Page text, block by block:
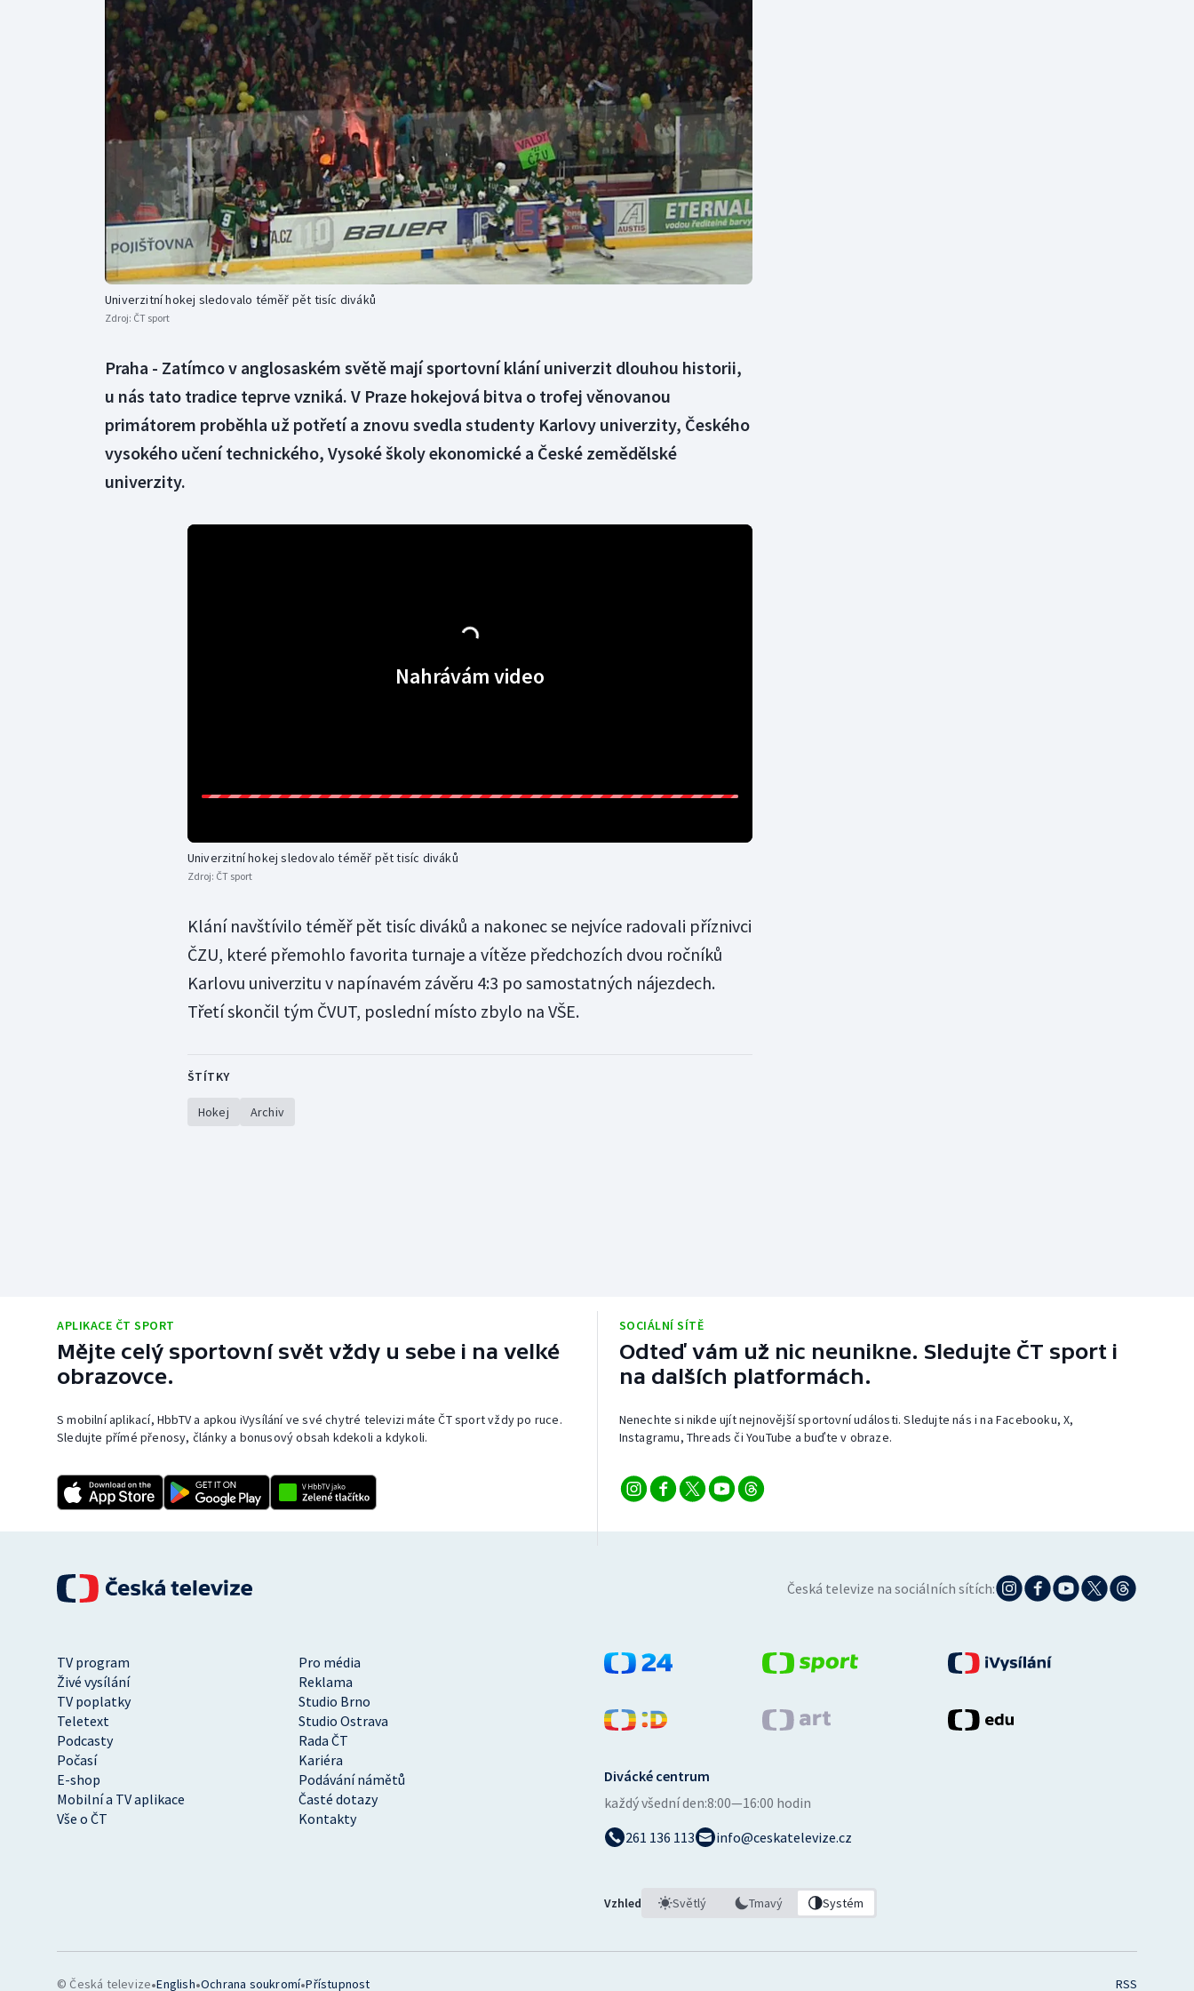
Curling
Dostihy
Florbal
Futsal
Golf
Gymnastika
Moderní pětiboj
Motorsport
Olympijské hry
Parasport
Plavání
Plážový volejbal
Triatlon
Veslování
Vodní slalom
Volejbal
Ostatní
Univerzitní hokej sledovalo téměř pět tisíc diváků
Zdroj: ČT sport
Praha - Zatímco v anglosaském světě mají sportovní klání univerzit dlouhou historii,
u nás tato tradice teprve vzniká. V Praze hokejová bitva o trofej věnovanou
primátorem proběhla už potřetí a znovu svedla studenty Karlovy univerzity, Českého
vysokého učení technického, Vysoké školy ekonomické a České zemědělské
univerzity.
Nahrávám video
Univerzitní hokej sledovalo téměř pět tisíc diváků
Zdroj: ČT sport
Klání navštívilo téměř pět tisíc diváků a nakonec se nejvíce radovali příznivci
ČZU, které přemohlo favorita turnaje a vítěze předchozích dvou ročníků
Karlovu univerzitu v napínavém závěru 4:3 po samostatných nájezdech.
Třetí skončil tým ČVUT, poslední místo zbylo na VŠE.
ŠTÍTKY
Hokej Archiv
APLIKACE ČT SPORT
Mějte celý sportovní svět vždy u sebe i na velké
obrazovce.
S mobilní aplikací, HbbTV a apkou iVysílání ve své chytré televizi máte ČT sport vždy po ruce.
Sledujte přímé přenosy, články a bonusový obsah kdekoli a kdykoli.
SOCIÁLNÍ SÍTĚ
Odteď vám už nic neunikne. Sledujte ČT sport i
na dalších platformách.
Nenechte si nikde ujít nejnovější sportovní události. Sledujte nás i na Facebooku, X,
Instagramu, Threads či YouTube a buďte v obraze.
Česká televize na sociálních sítích:
TV program
Pro média
Živé vysílání
Reklama
TV poplatky
Studio Brno
Teletext
Studio Ostrava
Podcasty
Rada ČT
Počasí
Kariéra
E-shop
Podávání námětů
Mobilní a TV aplikace
Časté dotazy
Vše o ČT
Kontakty
Divácké centrum
každý všední den:8:00—16:00 hodin
261 136 113
info@ceskatelevize.cz
Vzhled Světlý Tmavý Systém
© Česká televize•English•Ochrana soukromí•Přístupnost RSS